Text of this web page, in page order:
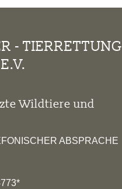
- TIERRETTUNG
Wildtiere und
ABSPRACHE